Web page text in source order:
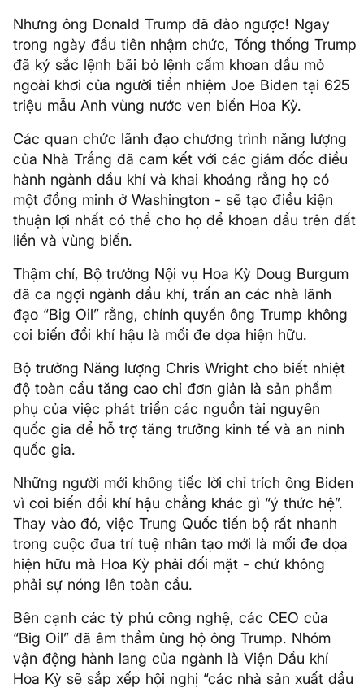
Nhưng ông Donald Trump đã đảo ngược! Ngay
trong ngày đầu tiên nhậm chức, Tổng thống Trump
đã ký sắc lệnh bãi bỏ lệnh cấm khoan dầu mỏ
ngoài khơi của người tiền nhiệm Joe Biden tại 625
triệu mẫu Anh vùng nước ven biển Hoa Kỳ.
Các quan chức lãnh đạo chương trình năng lượng
của Nhà Trắng đã cam kết với các giám đốc điều
hành ngành dầu khí và khai khoáng rằng họ có
một đồng minh ở Washington - sẽ tạo điều kiện
thuận lợi nhất có thể cho họ để khoan dầu trên đất
liền và vùng biển.
Thậm chí, Bộ trưởng Nội vụ Hoa Kỳ Doug Burgum
đã ca ngợi ngành dầu khí, trấn an các nhà lãnh
đạo “Big Oil” rằng, chính quyền ông Trump không
coi biến đổi khí hậu là mối đe dọa hiện hữu.
Bộ trưởng Năng lượng Chris Wright cho biết nhiệt
độ toàn cầu tăng cao chỉ đơn giản là sản phẩm
phụ của việc phát triển các nguồn tài nguyên
quốc gia để hỗ trợ tăng trưởng kinh tế và an ninh
quốc gia.
Những người mới không tiếc lời chỉ trích ông Biden
vì coi biến đổi khí hậu chẳng khác gì “ý thức hệ”.
Thay vào đó, việc Trung Quốc tiến bộ rất nhanh
trong cuộc đua trí tuệ nhân tạo mới là mối đe dọa
hiện hữu mà Hoa Kỳ phải đối mặt - chứ không
phải sự nóng lên toàn cầu.
Bên cạnh các tỷ phú công nghệ, các CEO của
“Big Oil” đã âm thầm ủng hộ ông Trump. Nhóm
vận động hành lang của ngành là Viện Dầu khí
Hoa Kỳ sẽ sắp xếp hội nghị “các nhà sản xuất dầu